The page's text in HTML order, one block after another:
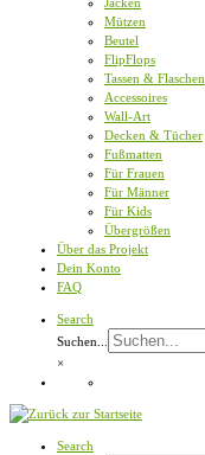
Mützen
Beutel
FlipFlops
Tassen & Flaschen
Accessoires
Wall-Art
Decken & Tücher
Fußmatten
Für Frauen
Für Männer
Für Kids
Übergrößen
Über das Projekt
Dein Konto
FAQ
Search
Suchen...
×
Search